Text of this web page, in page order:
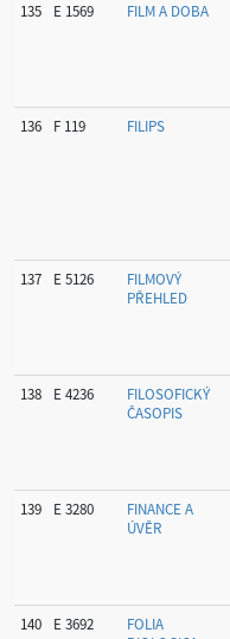
135 E 1569 FILM A DOBA
136 F 119 FILIPS
137 E 5126
FILMOVÝ
PŘEHLED
138 E 4236
FILOSOFICKÝ
ČASOPIS
139 E 3280
FINANCE A
ÚVĚR
140 E 3692
FOLIA